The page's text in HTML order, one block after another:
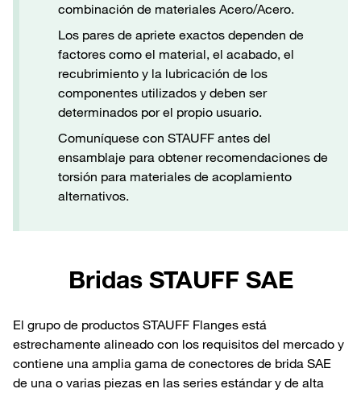
combinación de materiales Acero/Acero.
Los pares de apriete exactos dependen de
factores como el material, el acabado, el
recubrimiento y la lubricación de los
componentes utilizados y deben ser
determinados por el propio usuario.
Comuníquese con STAUFF antes del
ensamblaje para obtener recomendaciones de
torsión para materiales de acoplamiento
alternativos.
Bridas STAUFF SAE
El grupo de productos STAUFF Flanges está
estrechamente alineado con los requisitos del mercado y
contiene una amplia gama de conectores de brida SAE
de una o varias piezas en las series estándar y de alta